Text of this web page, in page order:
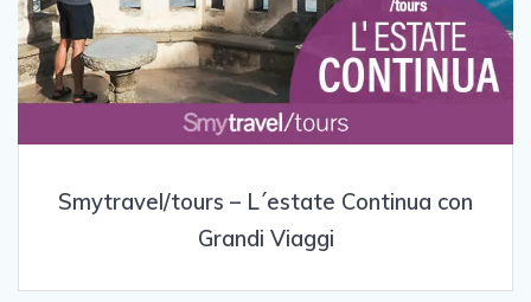
Smytravel/tours – L´estate Continua con
Grandi Viaggi